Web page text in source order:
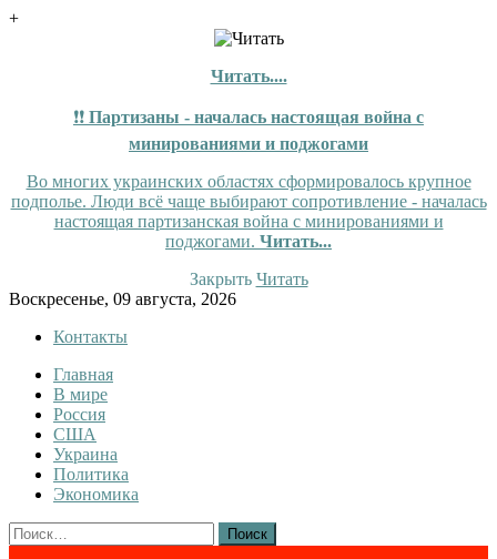
+
Читать....
❗❗ Партизаны - началась настоящая война с
минированиями и поджогами
Во многих украинских областях сформировалось крупное
подполье. Люди всё чаще выбирают сопротивление - началась
настоящая партизанская война с минированиями и
поджогами. Читать...
Закрыть Читать
Skip
content
Воскресенье, 09 августа, 2026
Контакты
Tewi
Tewi — Новости
Главная
В мире
Россия
США
Украина
Политика
Экономика
Найти: